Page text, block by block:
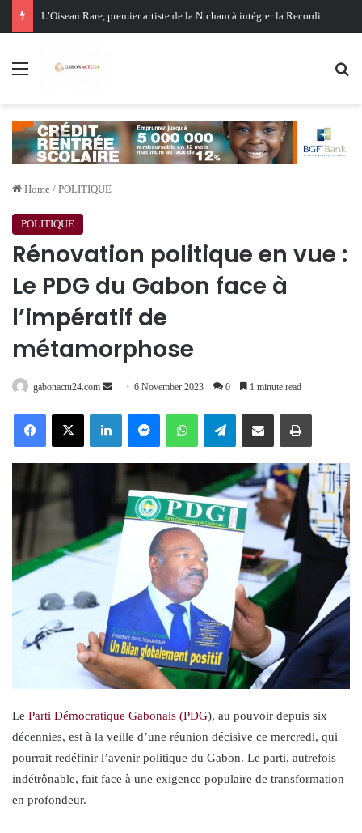
Oligui Nguema au Ghana : Libreville mise sur Accra pour renforcer sa stratégie diplomatique et économique
Menu
Home / POLITIQUE
POLITIQUE
Rénovation politique en vue :
Le PDG du Gabon face à
l’impératif de
métamorphose
gabonactu24.com
Send 6 November 2023 0 1 minute read
FacebookX LinkedInMessengerWhatsAppTelegramShare via Email Print
Le Parti Démocratique Gabonais (PDG), au pouvoir depuis six
décennies, est à la veille d’une réunion décisive ce mercredi, qui
pourrait redéfinir l’avenir politique du Gabon. Le parti, autrefois
indétrônable, fait face à une exigence populaire de transformation
en profondeur.